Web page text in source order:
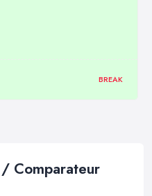
BREAK
Comparateur